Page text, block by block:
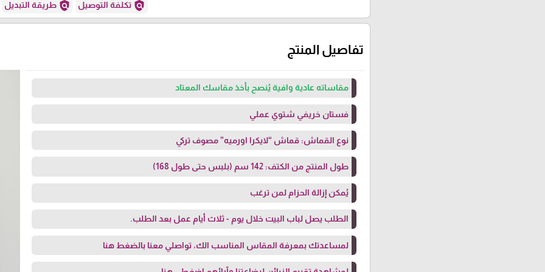
policy تكلفة التوصيل policy طريقة التبديل
تفاصيل المنتج
مقاساته عادية وافية يُنصح بأخذ مقاسك المعتاد
فستان خريفي شتوي عملي
نوع القماش: قماش “لايكرا اورميه” مصوف تركي
طول المنتج من الكتف: 142 سم (بلبس حتى طول 168)
يُمكن إزالة الحزام لمن ترغب
الطلب يصل لباب البيت خلال يوم - ثلاث أيام عمل بعد الطلب.
لمساعدتك بمعرفة المقاس المناسب الك، تواصلي معنابالضغط هنا